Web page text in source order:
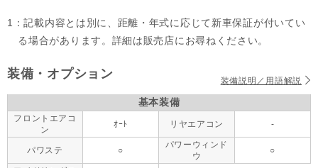
1：記載内容とは別に、距離・年式に応じて新車保証が付いてい
る場合があります。詳細は販売店にお尋ねください。
装備・オプション 装備説明／用語解説
基本装備
フロントエアコ
ン
ｵｰﾄ リヤエアコン -
パワステ ○
パワーウィンド
ウ
○